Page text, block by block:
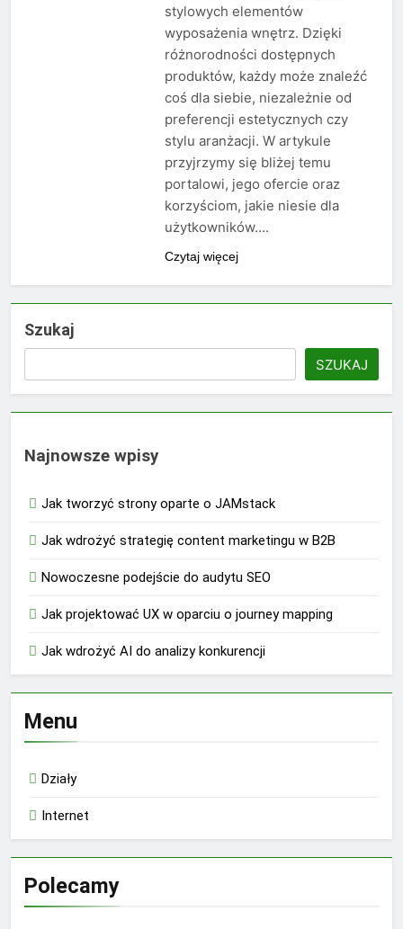
stylowych elementów
wyposażenia wnętrz. Dzięki
różnorodności dostępnych
produktów, każdy może znaleźć
coś dla siebie, niezależnie od
preferencji estetycznych czy
stylu aranżacji. W artykule
przyjrzymy się bliżej temu
portalowi, jego ofercie oraz
korzyściom, jakie niesie dla
użytkowników….
Czytaj więcej
Szukaj
SZUKAJ
Najnowsze wpisy
Jak tworzyć strony oparte o JAMstack
Jak wdrożyć strategię content marketingu w B2B
Nowoczesne podejście do audytu SEO
Jak projektować UX w oparciu o journey mapping
Jak wdrożyć AI do analizy konkurencji
Menu
Działy
Internet
Polecamy